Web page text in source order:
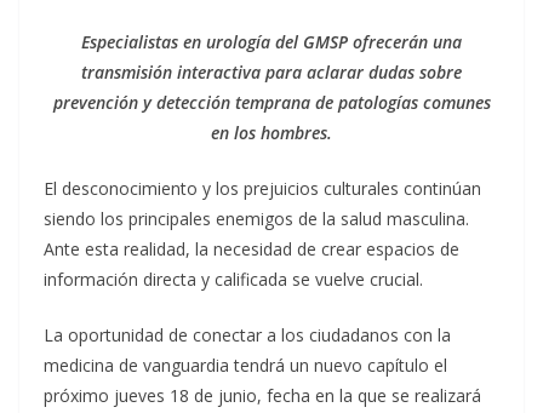
Especialistas en urología del GMSP ofrecerán una
transmisión interactiva para aclarar dudas sobre
prevención y detección temprana de patologías comunes
en los hombres.
El desconocimiento y los prejuicios culturales continúan
siendo los principales enemigos de la salud masculina.
Ante esta realidad, la necesidad de crear espacios de
información directa y calificada se vuelve crucial.
La oportunidad de conectar a los ciudadanos con la
medicina de vanguardia tendrá un nuevo capítulo el
próximo jueves 18 de junio, fecha en la que se realizará